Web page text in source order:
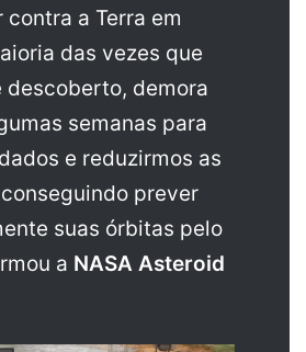
a Terra em
das vezes que
descoberto, demora
semanas para
e reduzirmos as
prever
suas órbitas pelo
a NASA Asteroid